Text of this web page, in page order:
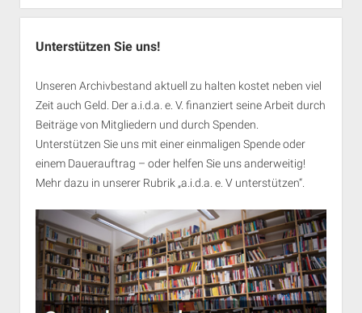
Unterstützen Sie uns!
Unseren Archivbestand aktuell zu halten kostet neben viel
Zeit auch Geld. Der a.i.d.a. e. V. finanziert seine Arbeit durch
Beiträge von Mitgliedern und durch Spenden.
Unterstützen Sie uns mit einer einmaligen Spende oder
einem Dauerauftrag – oder helfen Sie uns anderweitig!
Mehr dazu in unserer Rubrik „a.i.d.a. e. V unterstützen“.